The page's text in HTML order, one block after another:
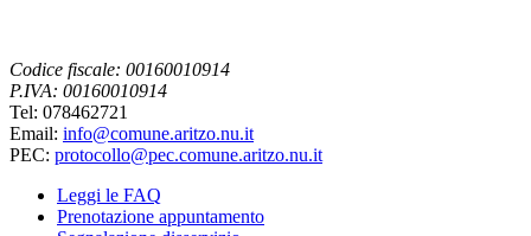
Codice fiscale: 00160010914
P.IVA: 00160010914
Tel: 078462721
Email: info@comune.aritzo.nu.it
PEC: protocollo@pec.comune.aritzo.nu.it
Leggi le FAQ
Prenotazione appuntamento